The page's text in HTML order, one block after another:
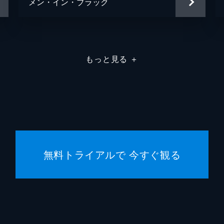
もっと見る ＋
無料トライアルで 今すぐ観る